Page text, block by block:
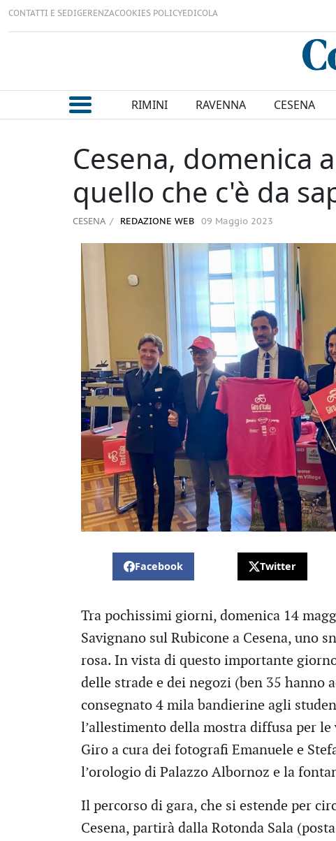
CONTATTI E SEDIGERENZACOOKIES POLICYEDICOLA
RIMINI RAVENNA CESENA
Cesena, domenica
quello che c'è da
CESENA REDAZIONE WEB 09 Maggio 2023
Facebook Twitter
Tra pochissimi giorni, domenica 14
Savignano sul Rubicone a Cesena, uno
rosa. In vista di questo importante
delle strade e dei negozi (ben 35 hanno
consegnato 4 mila bandierine agli
l’allestimento della mostra diffusa per
Giro a cura dei fotografi Emanuele e
l’orologio di Palazzo Albornoz e la
Il percorso di gara, che si estende per
Cesena, partirà dalla Rotonda Sala